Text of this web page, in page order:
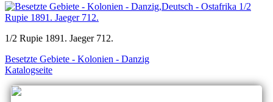
1/2 Rupie 1891. Jaeger 712.
Besetzte Gebiete - Kolonien - Danzig
Katalogseite